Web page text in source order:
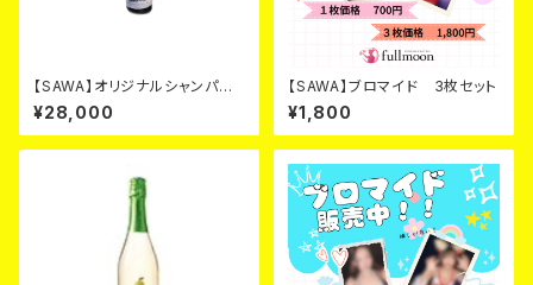
【SAWA】オリジナルシャンパ
ン シルバーカード
¥28,000
【SAWA】ブロマイド 3枚セット
¥1,800